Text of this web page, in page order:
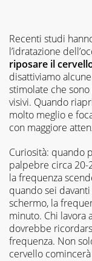
Recenti studi
l’idratazione
riposare il
disattiviamo
stimolate che
visivi. Quando
molto meglio e
con maggiore
Curiosità: quando
palpebre circa 20-
la frequenza
quando sei
schermo, la
minuto. Chi lavora
dovrebbe
frequenza. Non
cervello